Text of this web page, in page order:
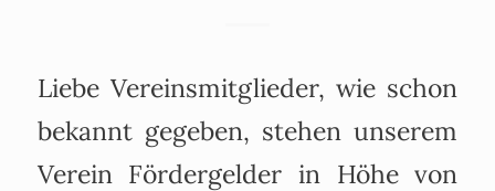
Liebe Vereinsmitglieder, wie schon
bekannt gegeben, stehen unserem
Verein Fördergelder in Höhe von